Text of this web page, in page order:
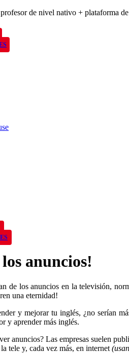
de nivel nativo + plataforma
anuncios!
de los anuncios en la televisión,
una eternidad!
y mejorar tu inglés, ¿no serían
y aprender más inglés.
anuncios? Las empresas suelen
tele y, cada vez más, en internet